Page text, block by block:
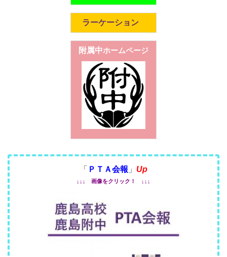
ラーケーション
附属中ホームページ
「 ＰＴＡ会報 」 Up
↓↓↓ 画像をクリック！ ↓↓↓